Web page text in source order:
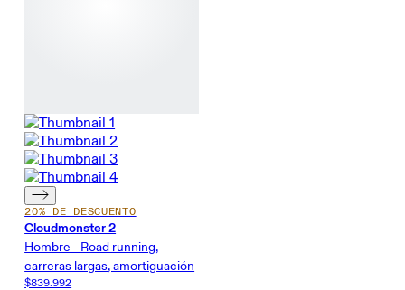
20% DE DESCUENTO
Cloudmonster 2
Hombre - Road running,
carreras largas, amortiguación
$839.992